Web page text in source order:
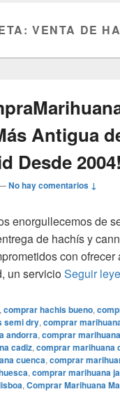
VENTA DE
Antigua
Desde 2004!
No hay comentarios ↓
enorgullecemos de
de hachís y
con
un servicioSeguir
, comprar hachis bueno,
semi dry, comprar
andorra, comprar
cadiz, comprar marihuana
cuenca, comprar
, comprar marihuana
, Comprar Marihuana